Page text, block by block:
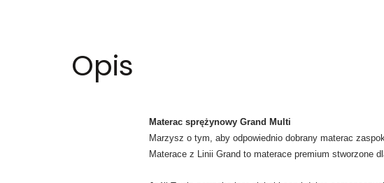
Opis
Materac sprężynowy Grand Multi
Marzysz o tym, aby odpowiednio dobrany materac
Materace z Linii Grand to materace premium stworzone